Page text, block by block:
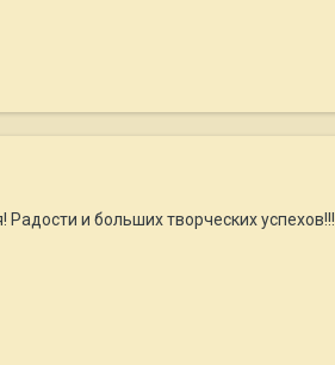
и больших творческих успехов!!!